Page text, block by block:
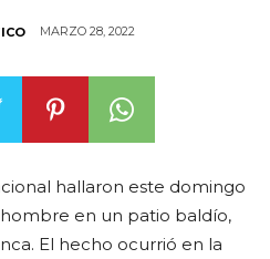
MARZO 28, 2022
hallaron este domingo
en un patio baldío,
El hecho ocurrió en la